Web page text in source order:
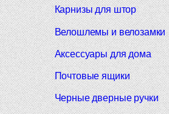
Карнизы для штор
Велошлемы и велозамки
Аксессуары для дома
Почтовые ящики
Черные дверные ручки